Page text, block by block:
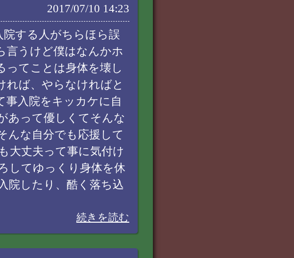
2017/07/10 14:23
院する人がちらほら誤
言うけど僕はなんかホ
ってことは身体を壊し
れば、やらなければと
事入院をキッカケに自
あって優しくてそんな
んな自分でも応援して
大丈夫って事に気付け
してゆっくり身体を休
院したり、酷く落ち込
続きを読む